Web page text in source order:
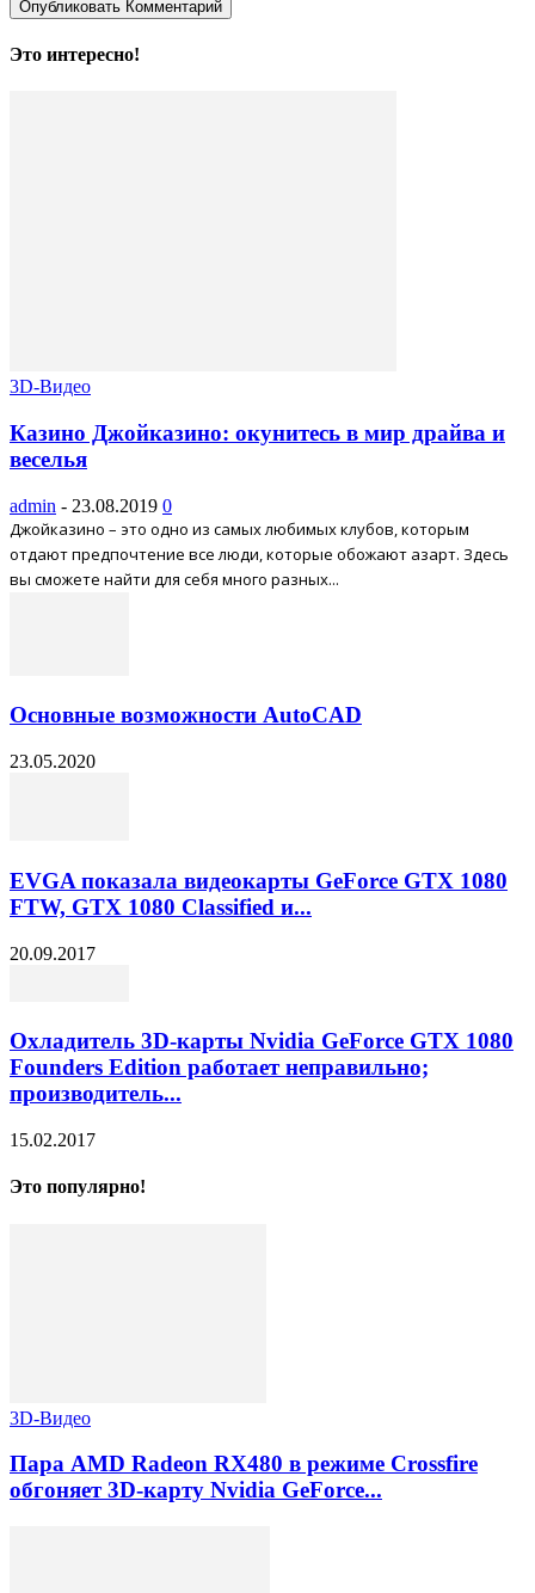
Это интересно!
3D-Видео
Казино Джойказино: окунитесь в мир драйва и
веселья
admin - 23.08.2019 0
Джойказино – это одно из самых любимых клубов, которым
отдают предпочтение все люди, которые обожают азарт. Здесь
вы сможете найти для себя много разных...
Основные возможности AutoCAD
23.05.2020
EVGA показала видеокарты GeForce GTX 1080
FTW, GTX 1080 Classified и...
20.09.2017
Охладитель 3D-карты Nvidia GeForce GTX 1080
Founders Edition работает неправильно;
производитель...
15.02.2017
Это популярно!
3D-Видео
Пара AMD Radeon RX480 в режиме Crossfire
обгоняет 3D-карту Nvidia GeForce...